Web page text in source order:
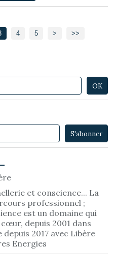
4 5 > >>
et conscience... La
professionnel ;
est un domaine qui
depuis 2001 dans
2017 avec Libère
Energies